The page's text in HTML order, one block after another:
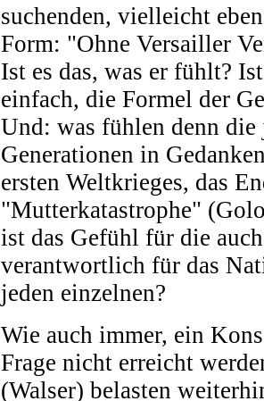
suchenden, vielleicht
Form: "Ohne Versailler
Ist es das, was er fühlt?
einfach, die Formel der
Und: was fühlen denn die
Generationen in
ersten Weltkrieges, das
"Mutterkatastrophe"
ist das Gefühl für die
verantwortlich für das
jeden einzelnen?
Wie auch immer, ein
Frage nicht erreicht
(Walser) belasten